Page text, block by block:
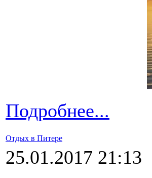
Подробнее...
Отдых в Питере
25.01.2017 21:13